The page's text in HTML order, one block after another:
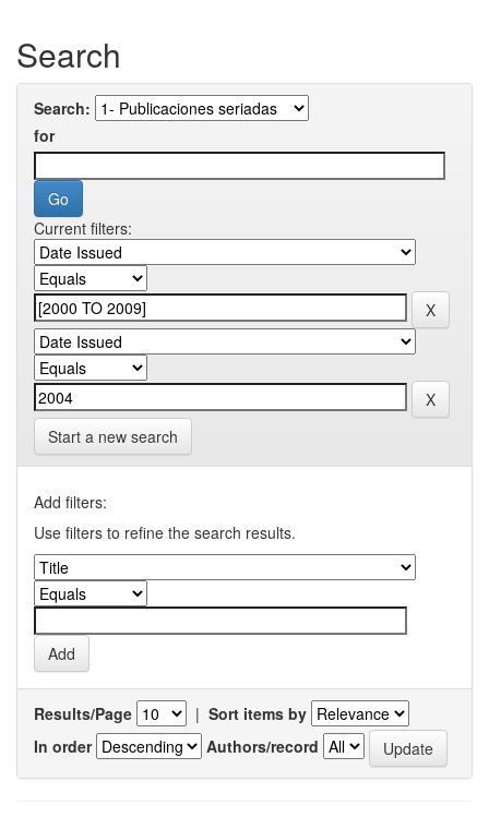
Search
Search:
for
Current filters:
Start a new search
Add filters:
Use filters to refine the search results.
Results/Page | Sort items by
In order
Authors/record